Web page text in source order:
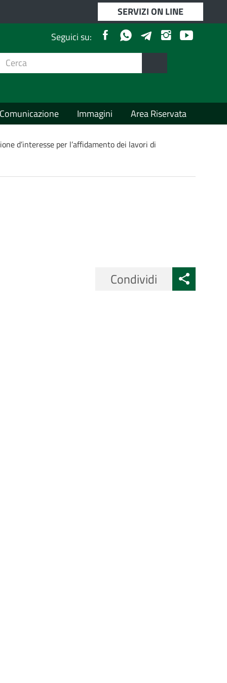
SERVIZI ON LINE
Seguici su:
FacebookWhatsapp Telegram InstagramYoutube
Immagini Area Riservata
d’interesse per l’affidamento dei lavori di
Condividi